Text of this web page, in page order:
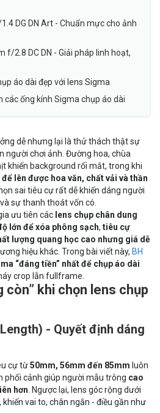
DG DN Art - Chuẩn mực cho ảnh
f/2.8 DC DN - Giải pháp linh hoạt,
áo dài đẹp với lens Sigma
các ống kính Sigma chụp áo dài
dễ nhưng lại là thử thách thật sự
người chơi ảnh. Đường hoa, chùa
khiến background rối mắt, trong khi
lên được hoa văn, chất vải và thần
sai tiêu cự rất dễ khiến dáng người
sự thanh thoát vốn có.
ưu tiên các lens chụp chân dung
lớn để xóa phông sạch, tiêu cự
lượng quang học cao nhưng giá dễ
hiệu khác. Trong bài viết này, BH
“đáng tiền” nhất để chụp áo dài
crop lẫn fullframe.
còn” khi chọn lens chụp
- Quyết định dáng
cự từ50mm, 56mm đến 85mm luôn
phối cảnh giúp người mẫu trông cao
hơn. Ngược lại, lens góc rộng dưới
vai to, chân ngắn - điều gần như